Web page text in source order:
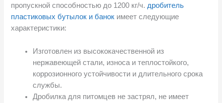
пропускной способностью до 1200 кг/ч.дробитель
пластиковых бутылок и банок имеет следующие
характеристики:
Изготовлен из высококачественной из
нержавеющей стали, износа и теплостойкого,
коррозионного устойчивости и длительного срока
службы.
Дробилка для питомцев не застрял, не имеет